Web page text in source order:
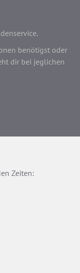
benötigst oder
dir bei jeglichen
Zeiten: